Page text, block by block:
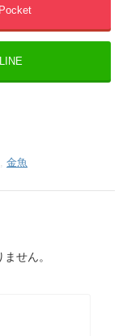
Pocket
LINE
, 金魚
せん。